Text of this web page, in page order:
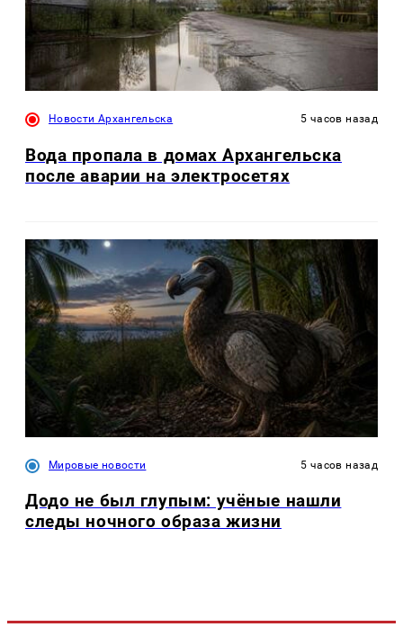
Новости Архангельска 5 часов назад
Вода пропала в домах Архангельска
после аварии на электросетях
Мировые новости 5 часов назад
Додо не был глупым: учёные нашли
следы ночного образа жизни